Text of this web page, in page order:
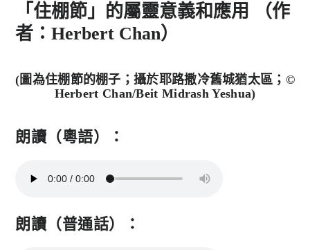
「住棚節」的屬靈意義和應用 （作
者：Herbert Chan）
(圖為住棚節的棚子；攝於耶路撒冷舊城猶太區；©
Herbert Chan/Beit Midrash Yeshua)
朗讀（粵語）：
朗讀（普通話）：